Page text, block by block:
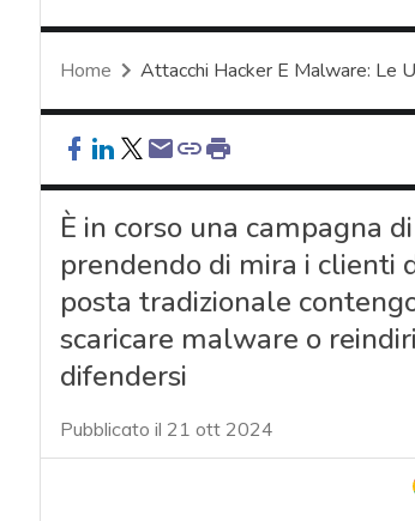
Home Attacchi Hacker E Malware: Le
È in corso una campagna
prendendo di mira i clienti
posta tradizionale
scaricare malware o
difendersi
Pubblicato il 21 ott 2024